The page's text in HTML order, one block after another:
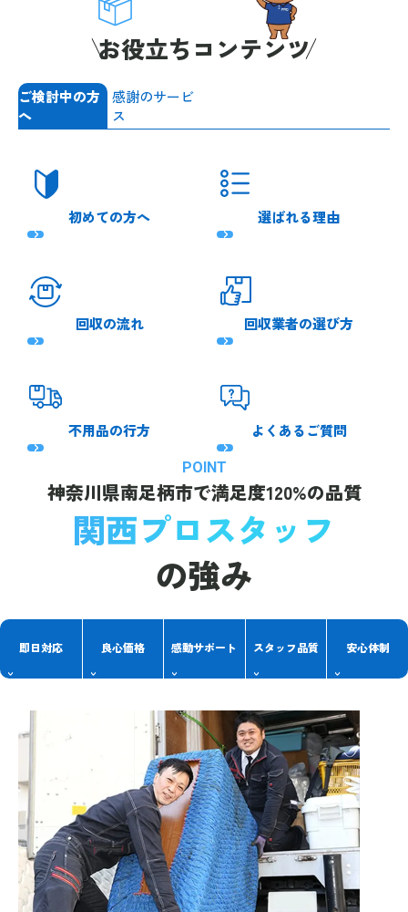
お役立ちコンテンツ
ご検討中の方
へ
感謝のサービ
ス
初めての方へ 選ばれる理由
回収の流れ 回収業者の選び方
不用品の行方 よくあるご質問
POINT
神奈川県南足柄市で満足度120%の品質
関西プロスタッフ
の強み
即日対応 良心価格 感動サポート スタッフ品質 安心体制